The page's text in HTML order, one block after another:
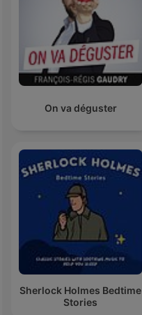
On va déguster
Sherlock Holmes Bedtime
Stories